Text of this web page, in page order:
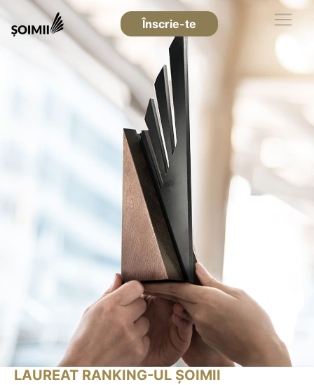
Înscrie-te
LAUREAT RANKING-UL ȘOIMII